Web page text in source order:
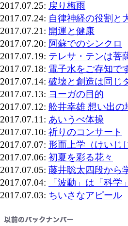
2017.07.25: 戻り梅雨
2017.07.24: 自律神経の役割と
2017.07.21: 開運と健康
2017.07.20: 阿蘇でのシンクロ
2017.07.19: テレサ・テンは菩
2017.07.18: 電子水をご存知で
2017.07.14: 破壊と創造は同じ
2017.07.13: ヨーガの目的
2017.07.12: 舩井幸雄 想い出の
2017.07.11: あいうべ体操
2017.07.10: 祈りのコンサート
2017.07.07: 形而上学（けいじ
2017.07.06: 初夏を彩る花々
2017.07.05: 藤井聡太四段から
2017.07.04:
「波動」は「科学
2017.07.03: ちいさなアピール